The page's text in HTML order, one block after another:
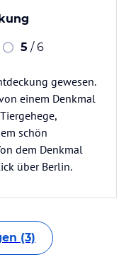
5 / 6
gewesen.
einem Denkmal
schön
dem Denkmal
über Berlin.
(3)